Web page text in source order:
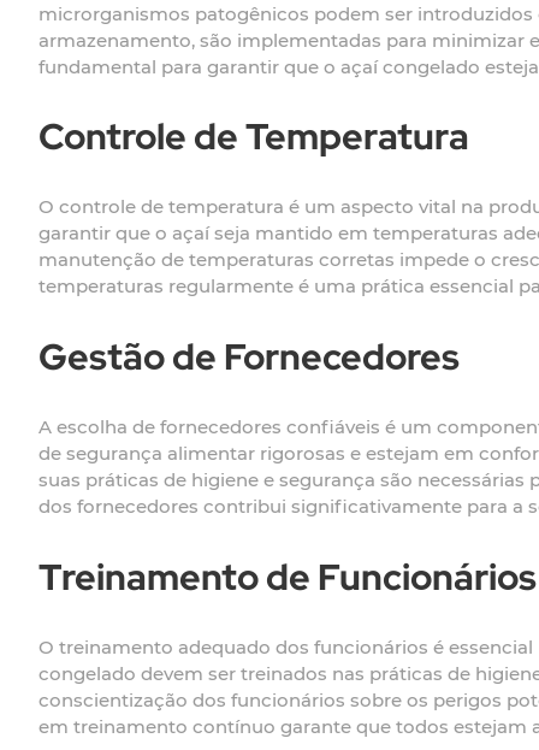
microrganismos patogênicos podem ser
armazenamento, são implementadas para minimizar
fundamental para garantir que o açaí congelado
Controle de Temperatura
O controle de temperatura é um aspecto vital na
garantir que o açaí seja mantido em temperaturas
manutenção de temperaturas corretas impede o
temperaturas regularmente é uma prática essencial
Gestão de Fornecedores
A escolha de fornecedores confiáveis é um
de segurança alimentar rigorosas e estejam em
suas práticas de higiene e segurança são
dos fornecedores contribui significativamente para a
Treinamento de Funcionários
O treinamento adequado dos funcionários é
congelado devem ser treinados nas práticas de
conscientização dos funcionários sobre os perigos
em treinamento contínuo garante que todos estejam